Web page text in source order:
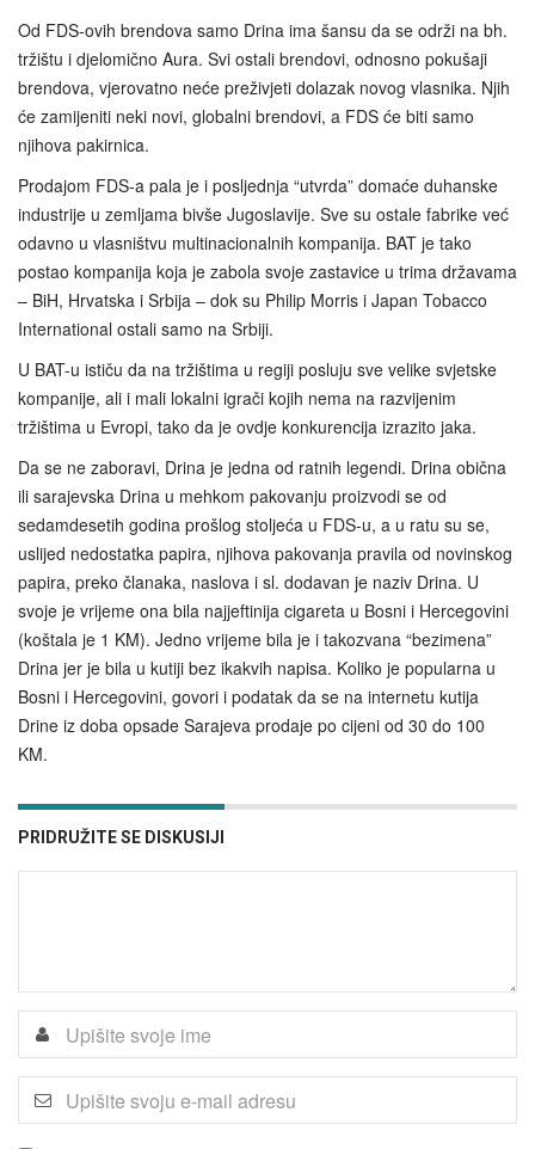
Od FDS-ovih brendova samo Drina ima šansu da se održi na bh.
tržištu i djelomično Aura. Svi ostali brendovi, odnosno pokušaji
brendova, vjerovatno neće preživjeti dolazak novog vlasnika. Njih
će zamijeniti neki novi, globalni brendovi, a FDS će biti samo
njihova pakirnica.
Prodajom FDS‑a pala je i posljednja “utvrda” domaće duhanske
industrije u zemljama bivše Jugoslavije. Sve su ostale fabrike već
odavno u vlasništvu multinacionalnih kompanija. BAT je tako
postao kompanija koja je zabola svoje zastavice u trima državama
– BiH, Hrvatska i Srbija – dok su Philip Morris i Japan Tobacco
International ostali samo na Srbiji.
U BAT-u ističu da na tržištima u regiji posluju sve velike svjetske
kompanije, ali i mali lokalni igrači kojih nema na razvijenim
tržištima u Evropi, tako da je ovdje konkurencija izrazito jaka.
Da se ne zaboravi, Drina je jedna od ratnih legendi. Drina obična
ili sarajevska Drina u mehkom pakovanju proizvodi se od
sedamdesetih godina prošlog stoljeća u FDS-u, a u ratu su se,
uslijed nedostatka papira, njihova pakovanja pravila od novinskog
papira, preko članaka, naslova i sl. dodavan je naziv Drina. U
svoje je vrijeme ona bila najjeftinija cigareta u Bosni i Hercegovini
(koštala je 1 KM). Jedno vrijeme bila je i takozvana “bezimena”
Drina jer je bila u kutiji bez ikakvih napisa. Koliko je popularna u
Bosni i Hercegovini, govori i podatak da se na internetu kutija
Drine iz doba opsade Sarajeva prodaje po cijeni od 30 do 100
KM.
PRIDRUŽITE SE DISKUSIJI